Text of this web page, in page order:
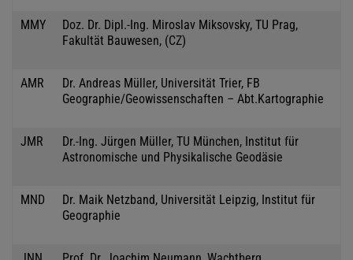
MMY
Doz. Dr. Dipl.-Ing. Miroslav Miksovsky, TU Prag,
Fakultät Bauwesen, (CZ)
AMR
Dr. Andreas Müller, Universität Trier, FB
Geographie/Geowissenschaften – Abt.Kartographie
JMR
Dr.-Ing. Jürgen Müller, TU München, Institut für
Astronomische und Physikalische Geodäsie
MND
Dr. Maik Netzband, Universität Leipzig, Institut für
Geographie